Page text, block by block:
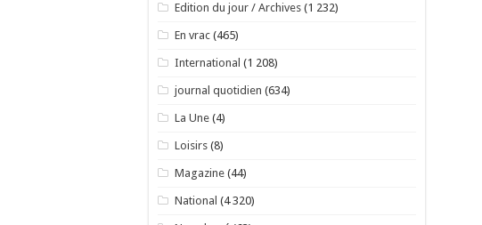
Edition du jour / Archives(1 232)
En vrac(465)
International (1 208)
journal quotidien (634)
La Une(4)
Loisirs(8)
Magazine(44)
National (4 320)